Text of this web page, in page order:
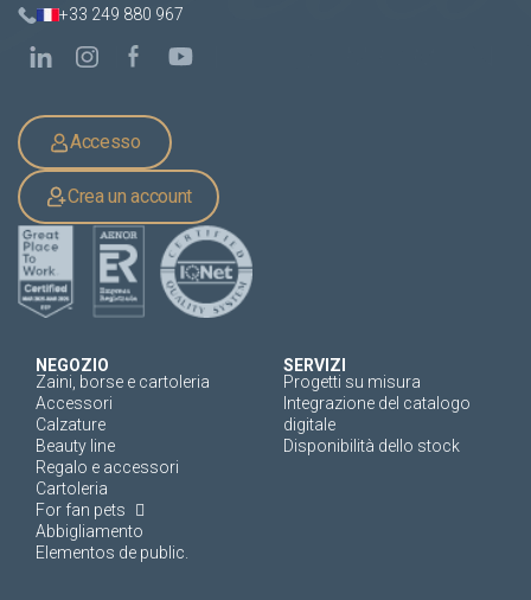
+33 249 880 967
Accesso
Crea un account
NEGOZIO
Zaini, borse e cartoleria
Accessori
Calzature
Beauty line
Regalo e accessori
Cartoleria
For fan pets
Abbigliamento
Elementos de public.
SERVIZI
Progetti su misura
Integrazione del catalogo
digitale
Disponibilità dello stock